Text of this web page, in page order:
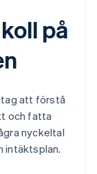
på
att förstå
och fatta
nyckeltal
intäktsplan.